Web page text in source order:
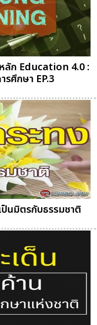
ลัก Education 4.0 :
รศึกษา EP.3
นมิตรกับธรรมชาติ